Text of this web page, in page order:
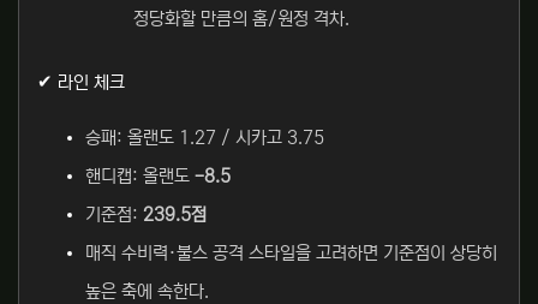
정당화할 만큼의 홈/원정 격차.
✔ 라인 체크
승패: 올랜도 1.27 / 시카고 3.75
핸디캡: 올랜도 -8.5
기준점: 239.5점
매직 수비력·불스 공격 스타일을 고려하면 기준점이 상당히
높은 축에 속한다.